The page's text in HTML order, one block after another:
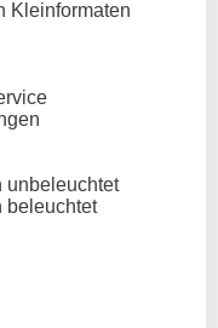
Kleinformaten
unbeleuchtet
beleuchtet